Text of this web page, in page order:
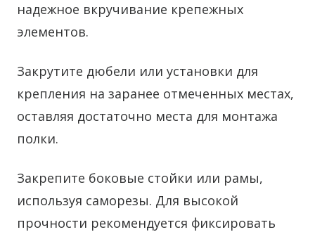
надежное вкручивание крепежных
элементов.
Закрутите дюбели или установки для
крепления на заранее отмеченных местах,
оставляя достаточно места для монтажа
полки.
Закрепите боковые стойки или рамы,
используя саморезы. Для высокой
прочности рекомендуется фиксировать